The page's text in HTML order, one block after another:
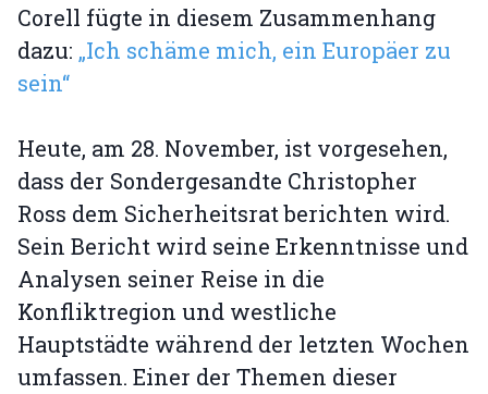
Corell fügte in diesem Zusammenhang
dazu: „Ich schäme mich, ein Europäer zu
sein“
Heute, am 28. November, ist vorgesehen,
dass der Sondergesandte Christopher
Ross dem Sicherheitsrat berichten wird.
Sein Bericht wird seine Erkenntnisse und
Analysen seiner Reise in die
Konfliktregion und westliche
Hauptstädte während der letzten Wochen
umfassen. Einer der Themen dieser